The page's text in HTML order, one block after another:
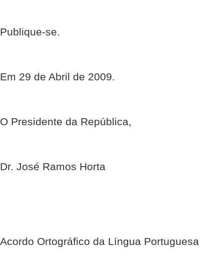
Publique-se.
Em 29 de Abril de 2009.
O Presidente da República,
Dr. José Ramos Horta
Acordo Ortográfico da Língua Portuguesa